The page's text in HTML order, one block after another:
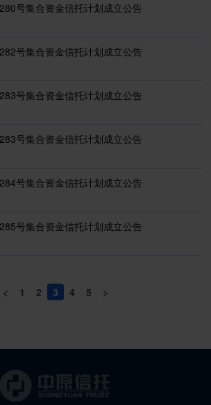
号集合资金信托计划成立公告
号集合资金信托计划成立公告
号集合资金信托计划成立公告
号集合资金信托计划成立公告
号集合资金信托计划成立公告
号集合资金信托计划成立公告
< 1 2 3 4 5 >